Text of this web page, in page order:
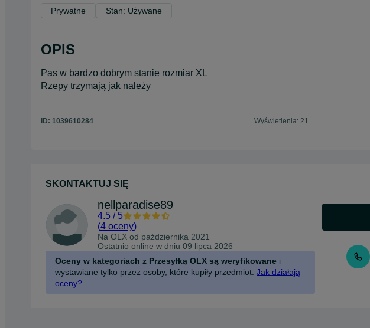
Prywatne Stan: Używane
OPIS
Pas w bardzo dobrym stanie rozmiar XL
Rzepy trzymają jak należy
ID: 1039610284 Wyświetlenia: 21
SKONTAKTUJ SIĘ
nellparadise89
4.5 / 5
(4 oceny)
Na OLX od października 2021
Ostatnio online w dniu 09 lipca 2026
Oceny w kategoriach z Przesyłką OLX są weryfikowane i
wystawiane tylko przez osoby, które kupiły przedmiot. Jak działają
oceny?